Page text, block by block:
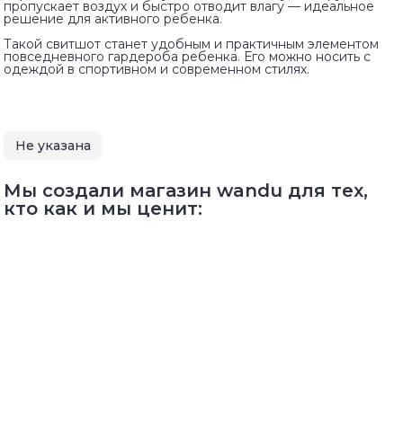
пропускает воздух и быстро отводит влагу — идеальное
решение для активного ребенка.
Такой свитшот станет удобным и практичным элементом
повседневного гардероба ребенка. Его можно носить с
одеждой в спортивном и современном стилях.
Не указана
Мы создали магазин wandu для тех,
кто как и мы ценит: